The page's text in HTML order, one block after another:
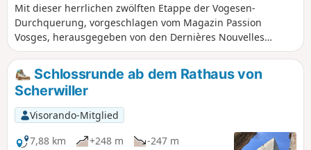
Mit dieser herrlichen zwölften Etappe der Vogesen-
Durchquerung, vorgeschlagen vom Magazin Passion
Vosges, herausgegeben von den Dernières Nouvelles
d'Alsace und L'Alsace, besucht der Wanderer nacheinander
verschiedene Burgen, angefangen mit der
symbolträchtigen Haut-Koenigsbourg. Nach einem schönen
Abstecher in die Talmulde des Bergdorfs Thannenkirch
führt ein letzter Aufstieg zu der steilen und spektakulären
Anlage der drei Burgen, die die charmante Weinstadt
Ribeauvillé überragen, dem Endpunkt dieser 20 Kilometer.
Schlossrunde ab dem Rathaus von
Scherwiller
Visorando-Mitglied
7,88 km
+248 m
-247 m